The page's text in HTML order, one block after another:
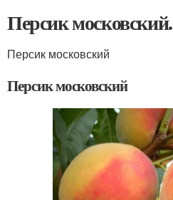
Персик московский.
Персик московский
Персик московский